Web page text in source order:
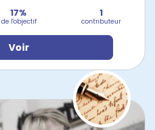
17%
de l'objectif
1
contributeur
Voir